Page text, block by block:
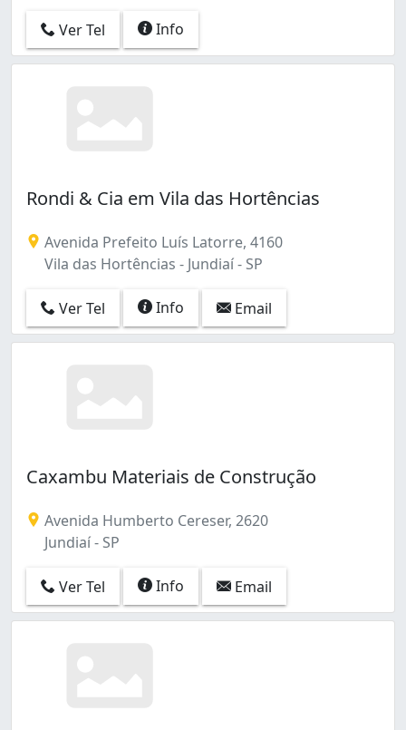
Ver Tel Info
Rondi & Cia em Vila das Hortências
Avenida Prefeito Luís Latorre, 4160
Vila das Hortências - Jundiaí - SP
Ver Tel Info Email
Caxambu Materiais de Construção
Avenida Humberto Cereser, 2620
Jundiaí - SP
Ver Tel Info Email